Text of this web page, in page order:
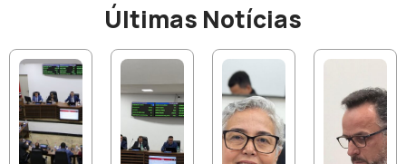
Últimas Notícias